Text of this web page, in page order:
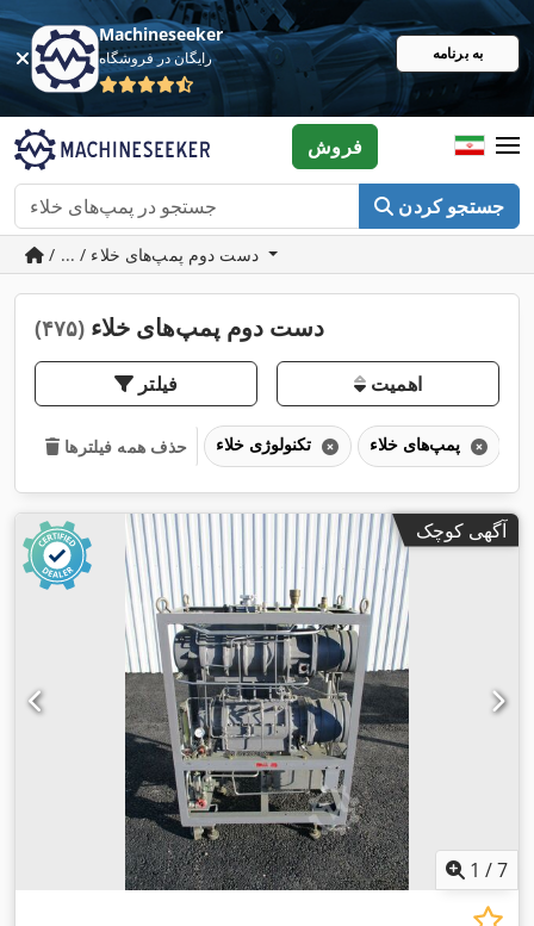
Machineseeker
رایگان در فروشگاه به برنامه
جستجو کردن
فروش
/ ... / دست دوم پمپ‌های خلاء
دست دوم پمپ‌های خلاء (۴۷۵)
فیلتر اهمیت
حذف همه فیلترها
آگهی کوچک
1 /7